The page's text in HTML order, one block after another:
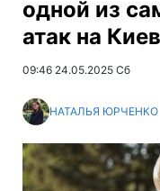
одной из
атак на Киев
09:46 24.05.2025 Сб
НАТАЛЬЯ ЮРЧЕНКО